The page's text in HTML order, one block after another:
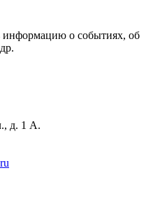
о событиях, об
д. 1 А.